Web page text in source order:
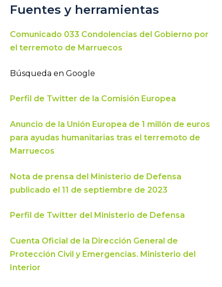
Fuentes y herramientas
Comunicado 033 Condolencias del Gobierno por
el terremoto de Marruecos
Búsqueda en Google
Perfil de Twitter de la Comisión Europea
Anuncio de la Unión Europea de 1 millón de euros
para ayudas humanitarias tras el terremoto de
Marruecos
Nota de prensa del Ministerio de Defensa
publicado el 11 de septiembre de 2023
Perfil de Twitter del Ministerio de Defensa
Cuenta Oficial de la Dirección General de
Protección Civil y Emergencias. Ministerio del
Interior